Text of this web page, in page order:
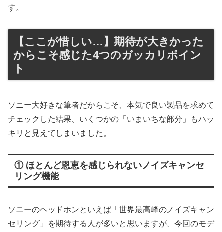
す。
【ここが惜しい…】期待が大きかった
からこそ感じた4つのガッカリポイン
ト
ソニー大好きな筆者だからこそ、本気で良い製品を求めて
チェックした結果、いくつかの「いまいちな部分」もハッ
キリと見えてしまいました。
① ほとんど恩恵を感じられないノイズキャンセ
リング機能
ソニーのヘッドホンといえば「世界最高峰のノイズキャン
セリング」を期待する人が多いと思いますが、今回のモデ